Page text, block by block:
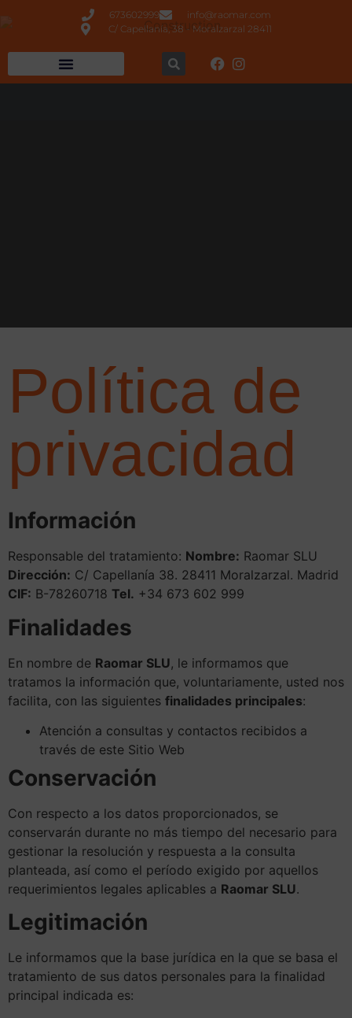
673602999
info@raomar.com
C/ Capellanía, 38 - Moralzarzal 28411
Política de
privacidad
Información
Responsable del tratamiento: Nombre: Raomar SLU
Dirección: C/ Capellanía 38. 28411 Moralzarzal. Madrid
CIF: B-78260718 Tel. +34 673 602 999
Finalidades
En nombre de Raomar SLU, le informamos que
tratamos la información que, voluntariamente, usted nos
facilita, con las siguientes finalidades principales:
Atención a consultas y contactos recibidos a
través de este Sitio Web
Conservación
Con respecto a los datos proporcionados, se
conservarán durante no más tiempo del necesario para
gestionar la resolución y respuesta a la consulta
planteada, así como el período exigido por aquellos
requerimientos legales aplicables a Raomar SLU.
Legitimación
Le informamos que la base jurídica en la que se basa el
tratamiento de sus datos personales para la finalidad
principal indicada es: